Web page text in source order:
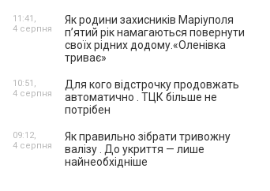
Як родини захисників Маріуполя
пʼятий рік намагаються повернути
своїх рідних додому.«Оленівка
триває»
11:41,
4 серпня
Для кого відстрочку продовжать
автоматично . ТЦК більше не
потрібен
10:51,
4 серпня
Як правильно зібрати тривожну
валізу . До укриття — лише
найнеобхідніше
09:12,
4 серпня